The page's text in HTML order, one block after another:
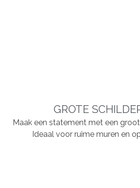
GROTE
Maak een statement met een
Ideaal voor ruime muren en